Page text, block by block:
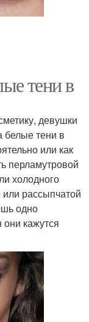
тени в
девушки
тени в
или как
перламутровой
холодного
рассыпчатой
одно
кажутся